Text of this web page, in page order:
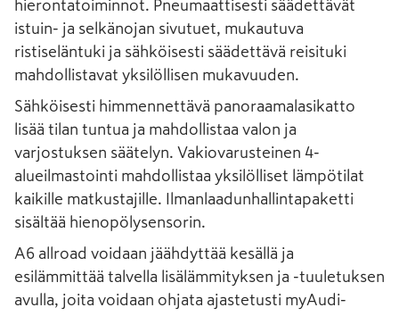
hierontatoiminnot. Pneumaattisesti säädettävät
istuin- ja selkänojan sivutuet, mukautuva
ristiseläntuki ja sähköisesti säädettävä reisituki
mahdollistavat yksilöllisen mukavuuden.
Sähköisesti himmennettävä panoraamalasikatto
lisää tilan tuntua ja mahdollistaa valon ja
varjostuksen säätelyn. Vakiovarusteinen 4-
alueilmastointi mahdollistaa yksilölliset lämpötilat
kaikille matkustajille. Ilmanlaadunhallintapaketti
sisältää hienopölysensorin.
A6 allroad voidaan jäähdyttää kesällä ja
esilämmittää talvella lisälämmityksen ja -tuuletuksen
avulla, joita voidaan ohjata ajastetusti myAudi-